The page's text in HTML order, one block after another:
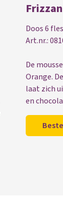
Doos 6
Art.nr.:
De
Orange.
laat zich
en